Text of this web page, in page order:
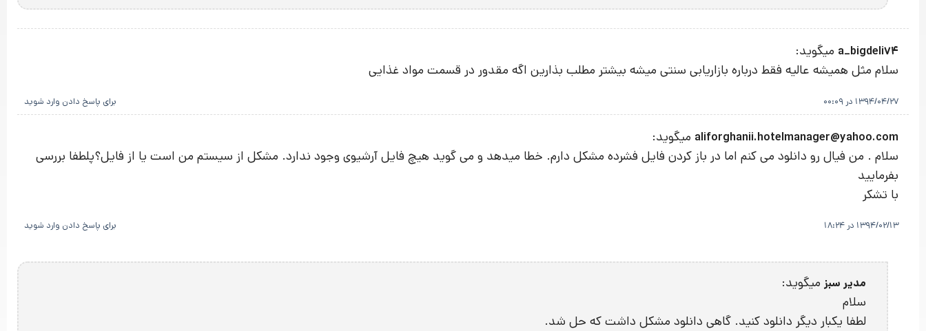
a_bigdeli74 میگوید:
سلام مثل همیشه عالیه فقط درباره بازاریابی سنتی میشه بیشتر مطلب بذارین اگه مقدور در قسمت مواد غذایی
1394/04/27 در 00:09 برای پاسخ دادن وارد شوید
aliforghanii.hotelmanager@yahoo.com میگوید:
سلام . من فیال رو دانلود می کنم اما در باز کردن فایل فشرده مشکل دارم. خطا میدهد و می گوید هیچ فایل آرشیوی وجود ندارد. مشکل از سیستم من است یا از فایل؟پلطفا بررسی
بفرمایید
با تشکر
1394/02/13 در 18:24 برای پاسخ دادن وارد شوید
مدیر سبز میگوید:
سلام
لطفا یکبار دیگر دانلود کنید. گاهی دانلود مشکل داشت که حل شد.